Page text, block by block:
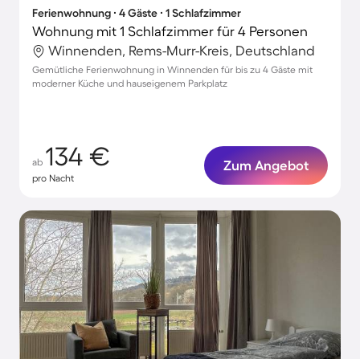
Ferienwohnung ∙ 4 Gäste ∙ 1 Schlafzimmer
Wohnung mit 1 Schlafzimmer für 4 Personen
Winnenden, Rems-Murr-Kreis, Deutschland
Gemütliche Ferienwohnung in Winnenden für bis zu 4 Gäste mit
moderner Küche und hauseigenem Parkplatz
ab 134 €
pro Nacht
Zum Angebot